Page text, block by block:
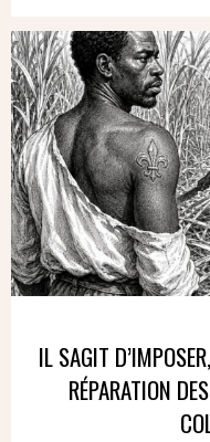
IL SAGIT
RÉPARATION